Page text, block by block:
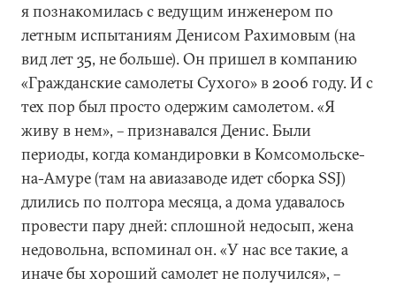
я познакомилась с ведущим инженером по
летным испытаниям Денисом Рахимовым (на
вид лет 35, не больше). Он пришел в компанию
«Гражданские самолеты Сухого» в 2006 году. И с
тех пор был просто одержим самолетом. «Я
живу в нем», – признавался Денис. Были
периоды, когда командировки в Комсомольске-
на-Амуре (там на авиазаводе идет сборка SSJ)
длились по полтора месяца, а дома удавалось
провести пару дней: сплошной недосып, жена
недовольна, вспоминал он. «У нас все такие, а
иначе бы хороший самолет не получился», –